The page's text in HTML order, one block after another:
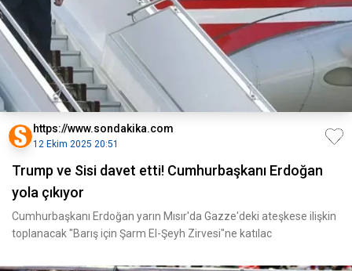
https://www.sondakika.com
12 Ekim 2025 20:51
Trump ve Sisi davet etti! Cumhurbaşkanı Erdoğan
yola çıkıyor
Cumhurbaşkanı Erdoğan yarın Mısır'da Gazze'deki ateşkese ilişkin
toplanacak "Barış için Şarm El-Şeyh Zirvesi"ne katılac